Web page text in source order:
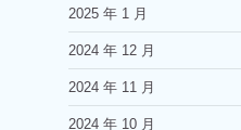
2025 年 1 月
2024 年 12 月
2024 年 11 月
2024 年 10 月